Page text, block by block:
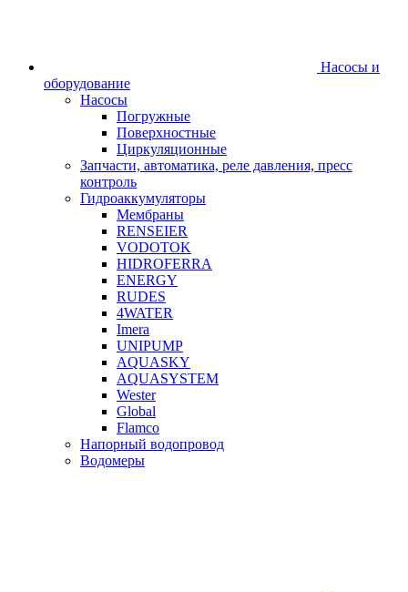
Насосы и
оборудование
Насосы
Погружные
Поверхностные
Циркуляционные
Запчасти, автоматика, реле давления, пресс
контроль
Гидроаккумуляторы
Мембраны
RENSEIER
VODOTOK
HIDROFERRA
ENERGY
RUDES
4WATER
Imera
UNIPUMP
AQUASKY
AQUASYSTEM
Wester
Global
Flamco
Напорный водопровод
Водомеры